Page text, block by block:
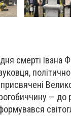
смерті
присвячені
— до